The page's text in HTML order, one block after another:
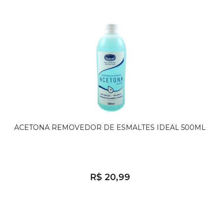
ACETONA REMOVEDOR DE ESMALTES IDEAL 500ML
R$ 20,99